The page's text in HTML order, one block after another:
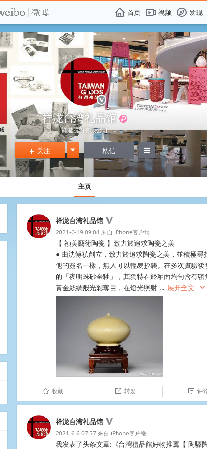
E 首页  视频 F 发现
祥泷台湾礼品馆
祥瀧股份有限公司
+ 关注 g 私信 =
主页
祥泷台湾礼品馆
2021-6-19 09:04来自 iPhone客户端
【 禎美藝術陶瓷 】致力於追求陶瓷之美
● 由沈傅禎創立，致力於追求陶瓷之美，並積極
他的簽名一樣，無人可以輕易抄襲。在多次實驗
的「夜明珠砂金釉」，其獨特在於釉面均勻含有
黃金絲綢般光彩奪目，在燈光照射 ​​​​... 展开全文 c
û 收藏  转发  评
祥泷台湾礼品馆
2021-6-6 07:57来自 iPhone客户端
我发表了头条文章:《台灣禮品館好物推薦【 陶驛